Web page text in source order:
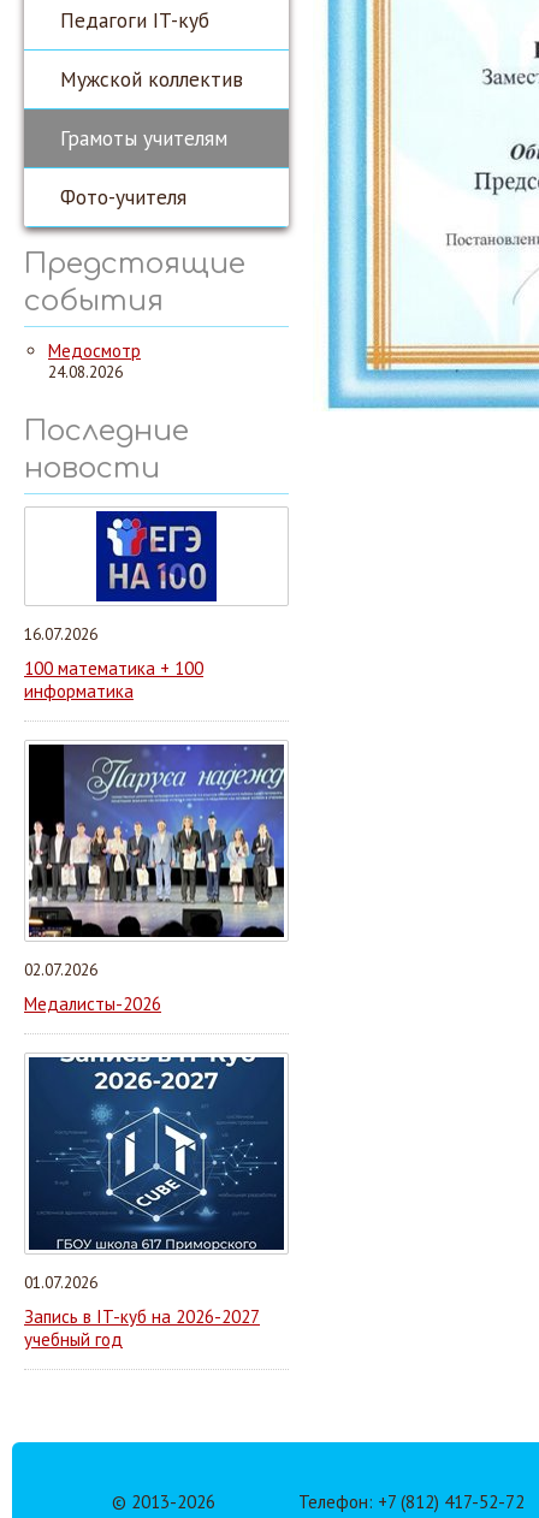
Педагоги IT-куб
Мужской коллектив
Грамоты учителям
Фото-учителя
Предстоящие
события
Медосмотр
24.08.2026
Последние
новости
16.07.2026
100 математика + 100
информатика
02.07.2026
Медалисты-2026
01.07.2026
Запись в IT-куб на 2026-2027
учебный год
© 2013-2026 Телефон: +7 (812) 417-52-72